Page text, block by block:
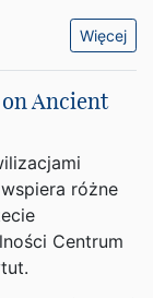
Więcej
Ancient
różne
Centrum